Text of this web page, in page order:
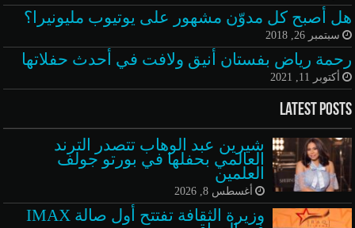
هل أصبح كل مدوّن مشهور على يوتيوب مليونيرا؟
سبتمبر 26, 2018
رحمة رياض بفستان أنيق ولافت في أحدث حفلاتها
أكتوبر 11, 2021
Latest Posts
شيرين عبد الوهاب تتصدر الترند
العالمي بحفلها في بورتو جولف
العلمين
أغسطس 8, 2026
وزيرة الثقافة تفتتح أول صالة IMAX